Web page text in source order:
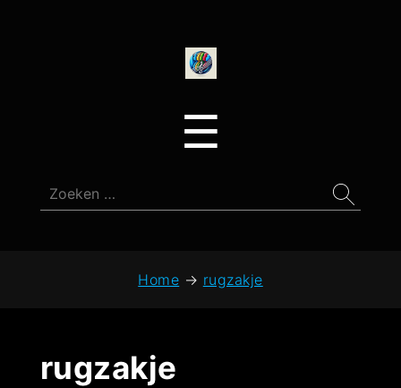
☰
Zoeken
naar:
Home → rugzakje
rugzakje